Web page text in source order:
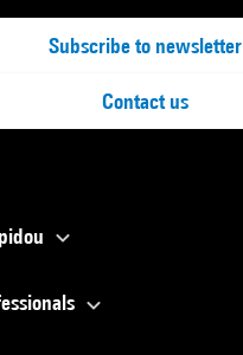
Subscribe to newsletter
Contact us